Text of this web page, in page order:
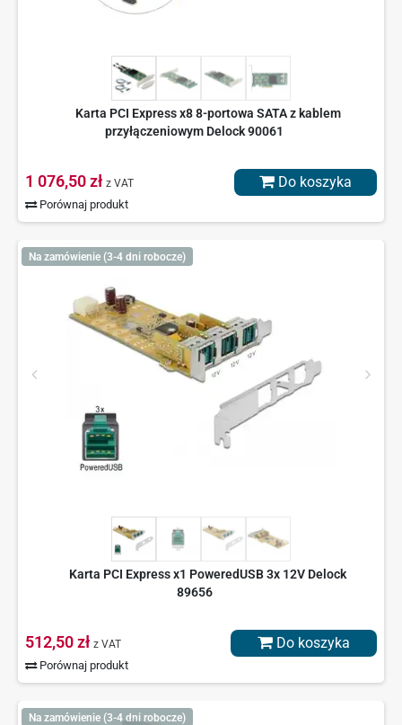
Karta PCI Express x8 8-portowa SATA z kablem
przyłączeniowym Delock 90061
1 076,50 zł z VAT
Porównaj produkt
Do koszyka
Na zamówienie (3-4 dni robocze)
Karta PCI Express x1 PoweredUSB 3x 12V Delock
89656
512,50 zł z VAT
Porównaj produkt
Do koszyka
Na zamówienie (3-4 dni robocze)